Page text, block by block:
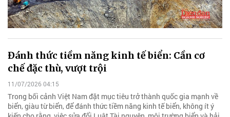
Đánh thức tiềm năng kinh tế biển: Cần cơ
chế đặc thù, vượt trội
11/07/2026 04:15
Trong bối cảnh Việt Nam đặt mục tiêu trở thành quốc gia mạnh về
biển, giàu từ biển, để đánh thức tiềm năng kinh tế biển, không ít ý